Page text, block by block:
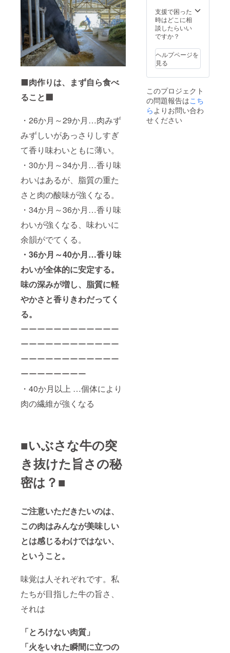
⬛肉作りは、まず自ら食べ
ること⬛
・26か月～29か月…肉みず
みずしいがあっさりしすぎ
て香り味わいともに薄い。
・30か月～34か月…香り味
わいはあるが、脂質の重た
さと肉の酸味が強くなる。
・34か月～36か月…香り味
わいが強くなる、味わいに
余韻がでてくる。
・36か月～40か月…香り味
わいが全体的に安定する。
味の深みが増し、脂質に軽
やかさと香りきわだってく
る。
ーーーーーーーーーーーー
ーーーーーーーーーーーー
ーーーーーーーーーーーー
ーーーーーーーー
・40か月以上 …個体により
肉の繊維が強くなる
■いぶさな牛の突
き抜けた旨さの秘
密は？■
ご注意いただきたいのは、
この肉はみんなが美味しい
とは感じるわけではない、
ということ。
味覚は人それぞれです。私
たちが目指した牛の旨さ、
それは
「とろけない肉質」
「火をいれた瞬間に立つの
ケージ
と異な
る場合
がござ
す。 ※
商品詳
細は活
動報告
開させ
ていた
だきま
す。
支援で困った
時はどこに相
談したらいい
ですか？
ヘルプページを
見る
このプロジェクト
の問題報告はこち
らよりお問い合わ
せください